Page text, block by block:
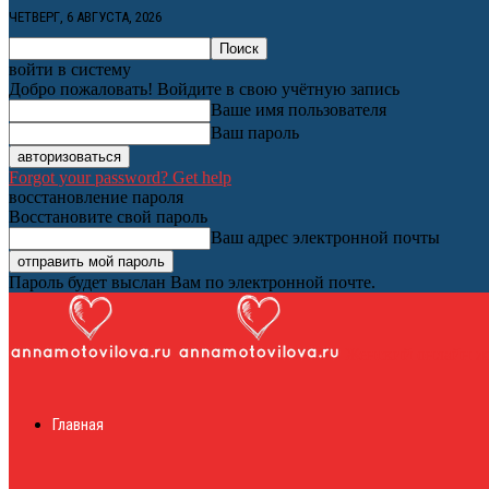
ЧЕТВЕРГ, 6 АВГУСТА, 2026
войти в систему
Добро пожаловать! Войдите в свою учётную запись
Ваше имя пользователя
Ваш пароль
Forgot your password? Get help
восстановление пароля
Восстановите свой пароль
Ваш адрес электронной почты
Пароль будет выслан Вам по электронной почте.
Главная